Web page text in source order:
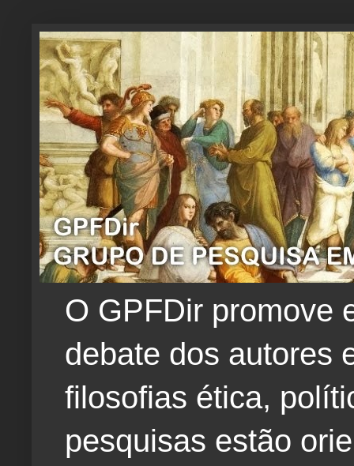
O GPFDir promove
debate dos autores
filosofias ética,
pesquisas estão